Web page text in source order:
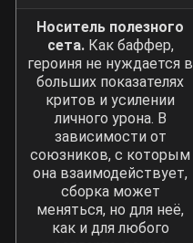
Носитель полезного
сета.Как баффер,
героиня не нуждается в
больших показателях
критов и усилении
личного урона. В
зависимости от
союзников, с которым
она взаимодействует,
сборка может
меняться, но для неё,
как и для любого